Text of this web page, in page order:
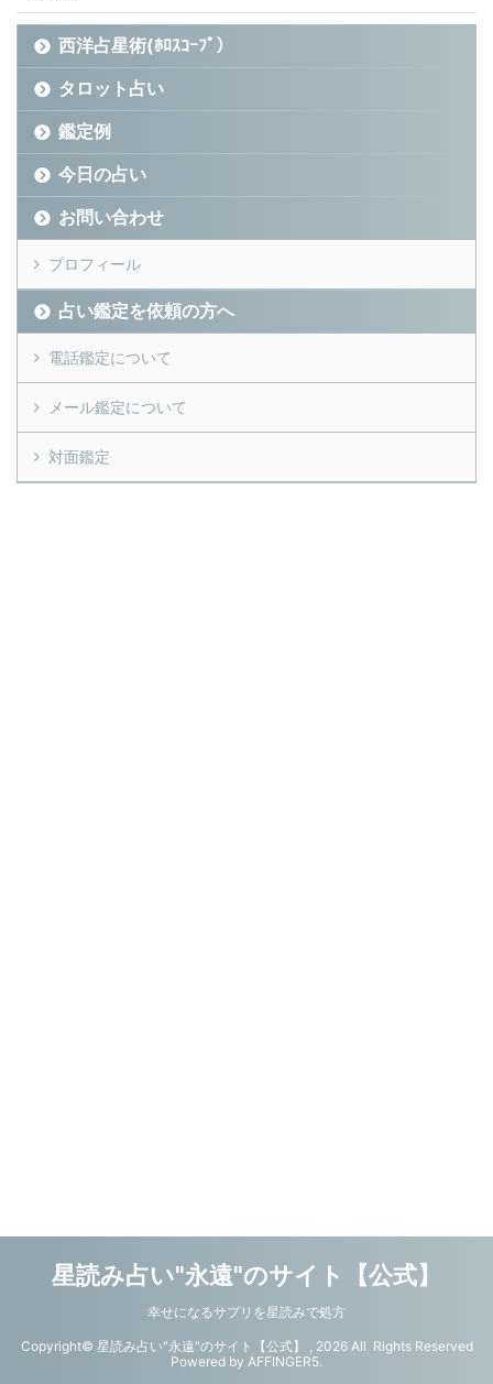
西洋占星術(ﾎﾛｽｺｰﾌﾟ）
タロット占い
鑑定例
今日の占い
お問い合わせ
プロフィール
占い鑑定を依頼の方へ
電話鑑定について
メール鑑定について
対面鑑定
星読み占い"永遠"のサイト【公式】
幸せになるサプリを星読みで処方
Copyright© 星読み占い"永遠"のサイト【公式】 , 2026 All Rights Reserved
Powered by AFFINGER5.